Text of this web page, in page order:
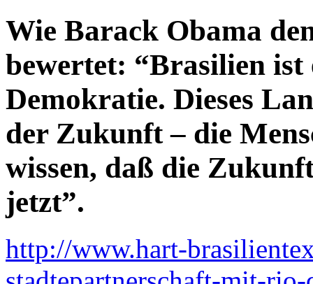
Wie Barack Obama
bewertet: “Brasilien ist
Demokratie. Dieses
der Zukunft – die
wissen, daß die
jetzt”.
http://www.hart-